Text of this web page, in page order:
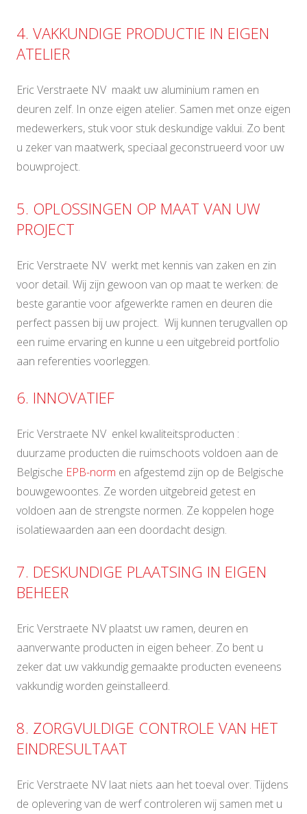
4. VAKKUNDIGE PRODUCTIE IN EIGEN
ATELIER
Eric Verstraete NV maakt uw aluminium ramen en
deuren zelf. In onze eigen atelier. Samen met onze eigen
medewerkers, stuk voor stuk deskundige vaklui. Zo bent
u zeker van maatwerk, speciaal geconstrueerd voor uw
bouwproject.
5. OPLOSSINGEN OP MAAT VAN UW
PROJECT
Eric Verstraete NV werkt met kennis van zaken en zin
voor detail. Wij zijn gewoon van op maat te werken: de
beste garantie voor afgewerkte ramen en deuren die
perfect passen bij uw project. Wij kunnen terugvallen op
een ruime ervaring en kunne u een uitgebreid portfolio
aan referenties voorleggen.
6. INNOVATIEF
Eric Verstraete NV enkel kwaliteitsproducten :
duurzame producten die ruimschoots voldoen aan de
Belgische EPB-norm en afgestemd zijn op de Belgische
bouwgewoontes. Ze worden uitgebreid getest en
voldoen aan de strengste normen. Ze koppelen hoge
isolatiewaarden aan een doordacht design.
7. DESKUNDIGE PLAATSING IN EIGEN
BEHEER
Eric Verstraete NV plaatst uw ramen, deuren en
aanverwante producten in eigen beheer. Zo bent u
zeker dat uw vakkundig gemaakte producten eveneens
vakkundig worden geïnstalleerd.
8. ZORGVULDIGE CONTROLE VAN HET
EINDRESULTAAT
Eric Verstraete NV laat niets aan het toeval over. Tijdens
de oplevering van de werf controleren wij samen met u